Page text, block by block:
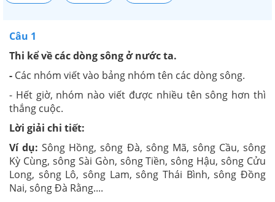
Câu 1
Thi kể về các dòng sông ở nước ta.
- Các nhóm viết vào bảng nhóm tên các dòng sông.
- Hết giờ, nhóm nào viết được nhiều tên sông hơn thì
thắng cuộc.
Lời giải chi tiết:
Ví dụ: Sông Hồng, sông Đà, sông Mã, sông Cầu, sông
Kỳ Cùng, sông Sài Gòn, sông Tiền, sông Hậu, sông Cửu
Long, sông Lô, sông Lam, sông Thái Bình, sông Đồng
Nai, sông Đà Rằng....